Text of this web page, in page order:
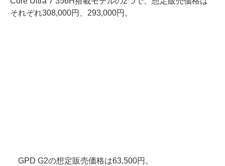
それぞれ308,000円、293,000円。
GPD G2の想定販売価格は63,500円。